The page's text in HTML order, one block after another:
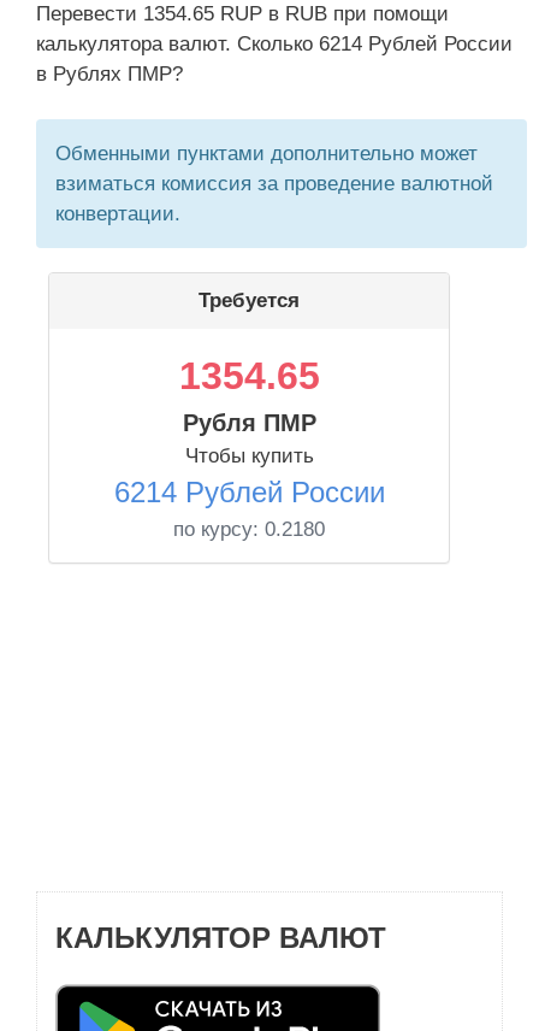
Перевести 1354.65 RUP в RUB при помощи
калькулятора валют. Сколько 6214 Рублей России
в Рублях ПМР?
Обменными пунктами дополнительно может
взиматься комиссия за проведение валютной
конвертации.
Требуется
1354.65
Рубля ПМР
Чтобы купить
6214 Рублей России
по курсу: 0.2180
КАЛЬКУЛЯТОР ВАЛЮТ